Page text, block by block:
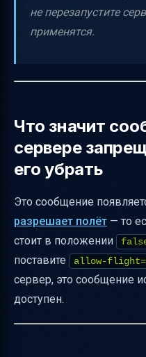
не перезапустите
применятся.
Что значит
сервере
его убрать
Это сообщение
разрешает полёт — то
стоит в положении
поставите
allow-
сервер, это сообщение
доступен.